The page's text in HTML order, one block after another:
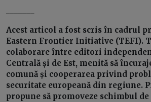
Acest articol a fost scris în cadrul
Eastern Frontier Initiative (TEFI).
colaborare între editori
Centrală și de Est, menită să
comună și cooperarea privind
securitate europeană din regiune.
propune să promoveze schimbul